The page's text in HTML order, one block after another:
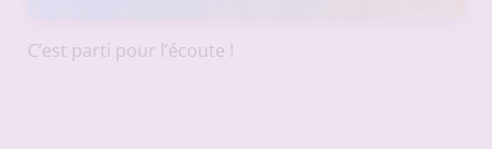
C’est parti pour l’écoute !